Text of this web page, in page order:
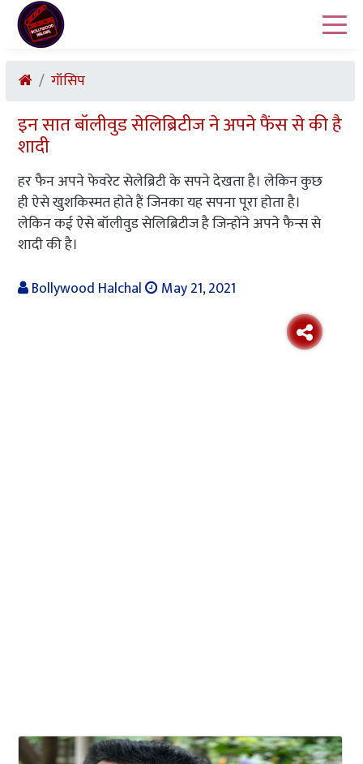
गॉसिप
इन सात बॉलीवुड सेलिब्रिटीज ने अपने फैंस से की है
शादी
हर फैन अपने फेवरेट सेलेब्रिटी के सपने देखता है। लेकिन कुछ
ही ऐसे खुशकिस्मत होते हैं जिनका यह सपना पूरा होता है।
लेकिन कई ऐसे बॉलीवुड सेलिब्रिटीज है जिन्होंने अपने फैन्स से
शादी की है।
Bollywood Halchal
May 21, 2021